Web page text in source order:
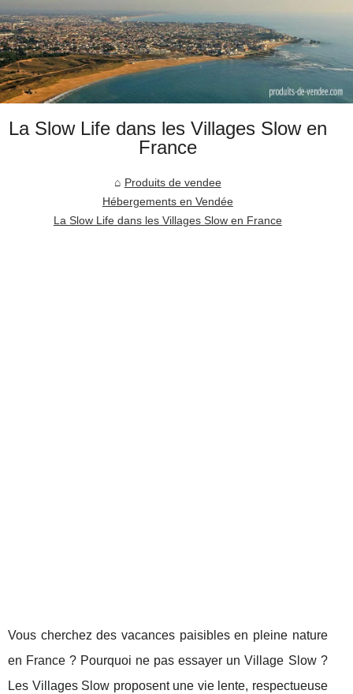
La Slow Life dans les Villages Slow en
France
Produits de vendee
Hébergements en Vendée
La Slow Life dans les Villages Slow en France
Vous cherchez des vacances paisibles en pleine nature
en France ? Pourquoi ne pas essayer un Village Slow ?
Les Villages Slow proposent une vie lente, respectueuse